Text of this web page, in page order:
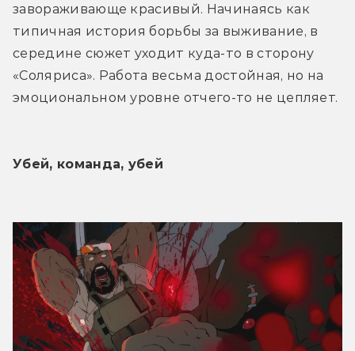
завораживающе красивый. Начинаясь как
типичная история борьбы за выживание, в
середине сюжет уходит куда-то в сторону
«Соляриса». Работа весьма достойная, но на
эмоциональном уровне отчего-то не цепляет.
Убей, команда, убей